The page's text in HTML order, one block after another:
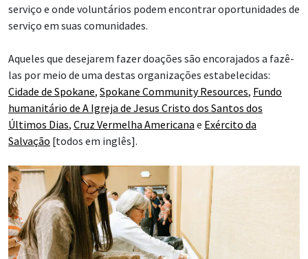
serviço e onde voluntários podem encontrar oportunidades de
serviço em suas comunidades.
Aqueles que desejarem fazer doações são encorajados a fazê-
las por meio de uma destas organizações estabelecidas:
Cidade de Spokane, Spokane Community Resources, Fundo
humanitário de A Igreja de Jesus Cristo dos Santos dos
Últimos Dias, Cruz Vermelha Americana e Exército da
Salvação [todos em inglês].